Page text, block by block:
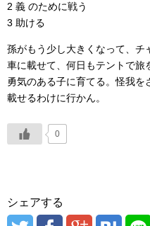
2 義 のために戦う
3 助ける
孫がもう少し大きくなって、チ
車に載せて、何日もテントで旅
勇気のある子に育てる。怪我
載せるわけに行かん。
0
シェアする